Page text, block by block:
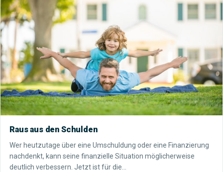
Raus aus den Schulden
Wer heutzutage über eine Umschuldung oder eine Finanzierung
nachdenkt, kann seine finanzielle Situation möglicherweise
deutlich verbessern. Jetzt ist für die…